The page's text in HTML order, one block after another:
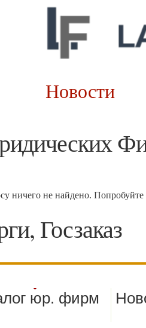
ничего не найдено. Попробуйте
Госзаказ
юр. фирм